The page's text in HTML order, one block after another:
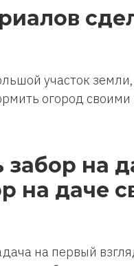
участок
огород своими
забор на
на даче
на первый